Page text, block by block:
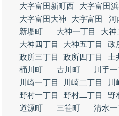
大字富田新町西
大字富田浜
大字富田大神
大字富田 河
新堤町
大神一丁目 大神
大神四丁目
大神五丁目 政
政所三丁目
政所四丁目 土
桶川町
古川町 川手一
川崎一丁目
川崎二丁目 川
野村一丁目
野村二丁目 野
道源町
三笹町 清水一